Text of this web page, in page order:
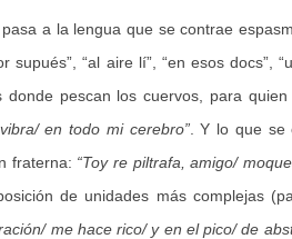
a la lengua que se contrae
supués”, “al aire lí”, “en esos
donde pescan los cuervos, para
en todo mi cerebro”. Y lo que se
fraterna: “Toy re piltrafa, amigo/
de unidades más complejas
me hace rico/ y en el pico/ de